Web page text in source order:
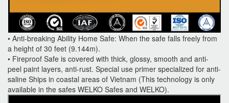
• Anti-breaking Ability Home Safe: When the safe falls freely from
a height of 30 feet (9.144m).
• Fireproof Safe is covered with thick, glossy, smooth and anti-
peel paint layers, anti-rust. Special use primer specialized for anti-
saline Ships in coastal areas of Vietnam (This technology is only
available in the safes WELKO Safes and WELKO).